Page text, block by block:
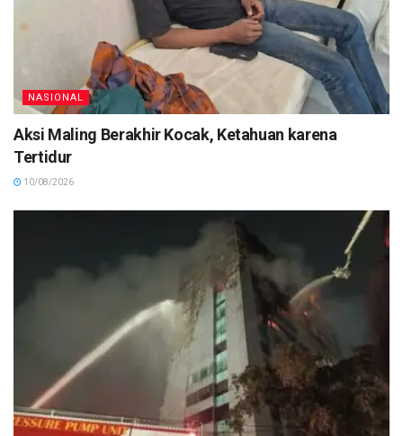
NASIONAL
Aksi Maling Berakhir Kocak, Ketahuan karena
Tertidur
10/08/2026